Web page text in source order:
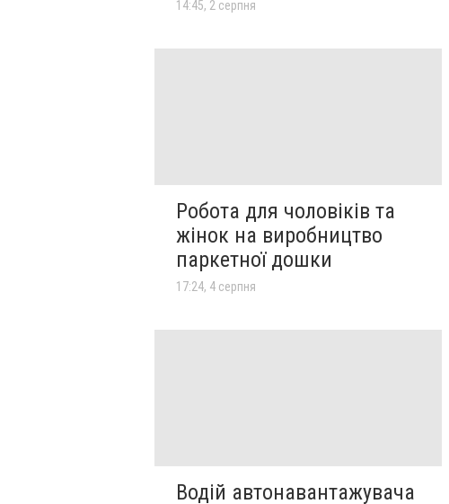
14:45, 2 серпня
Робота для чоловіків та
жінок на виробництво
паркетної дошки
17:24, 4 серпня
Водій автонавантажувача